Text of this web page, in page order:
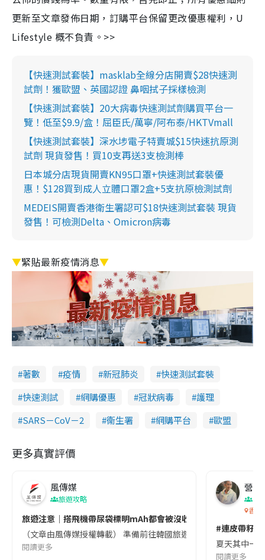
更新至文章發佈日期，訂購平台保留更改優惠權利，U
Lifestyle 概不負責。>>
【快速測試套裝】masklab全線分店開賣$28快速測
試劑！獲歐盟、英國認證 鼻咽拭子採樣檢測
【快速測試套裝】20大病毒快速測試劑購買平台一
覽！低至$9.9/盒！屈臣氏/萬寧/阿布泰/HKTVmall
【快速測試套裝】深水埗電子特賣城$15快速抗原測
試劑 現貨發售！買10支再送3支檢測棒
日本城分店現貨開賣KN95口罩+快速測試套裝優
惠！$128買到成人立體口罩2盒+5支抗原檢測試劑
MEDEIS開賣香港衛生署認可$18快速測試套裝 現貨
發售！可檢測Delta、Omicron病毒
▼緊貼最新疫情消息▼
著數 疫情 新冠肺炎
快速測試套裝
快速測試
網購優惠 冠狀病毒
護理
SARS－CoV－2
衞生署 網購平台 歐盟
更多真實評價
風傳媒
旅遊攻略
旅遊注意｜搭飛機帶尿袋標明mAh都會被沒收😱出發前切記檢查
（文章由風傳媒授權轉載） 準備前往韓國旅遊的民眾，近期要
閱讀更多
營養
香港
#連皮帶籽
夏天其中一
閱讀更多